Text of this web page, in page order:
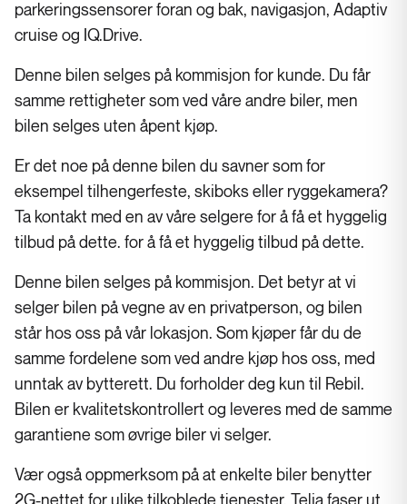
parkeringssensorer foran og bak, navigasjon, Adaptiv
cruise og IQ.Drive.
Denne bilen selges på kommisjon for kunde. Du får
samme rettigheter som ved våre andre biler, men
bilen selges uten åpent kjøp.
Er det noe på denne bilen du savner som for
eksempel tilhengerfeste, skiboks eller ryggekamera?
Ta kontakt med en av våre selgere for å få et hyggelig
tilbud på dette. for å få et hyggelig tilbud på dette.
Denne bilen selges på kommisjon. Det betyr at vi
selger bilen på vegne av en privatperson, og bilen
står hos oss på vår lokasjon. Som kjøper får du de
samme fordelene som ved andre kjøp hos oss, med
unntak av bytterett. Du forholder deg kun til Rebil.
Bilen er kvalitetskontrollert og leveres med de samme
garantiene som øvrige biler vi selger.
Vær også oppmerksom på at enkelte biler benytter